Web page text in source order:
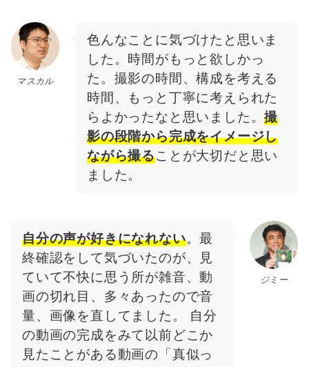
マスカル
色んなことに気づけたと思いま
した。時間がもっと欲しかっ
た。撮影の時間、構成を考える
時間、もっと丁寧に考えられた
らよかったなと思いました。撮
影の段階から完成をイメージし
ながら撮ることが大切だと思い
ました。
ジミー
自分の声が好きになれない。最
終確認をして気づいたのが、見
ていて不快に思う所が雑音、動
画の切れ目、多々あったので音
量、画像を直してました。 自分
の動画の完成をみて以前どこか
見たことがある動画の「真似っ